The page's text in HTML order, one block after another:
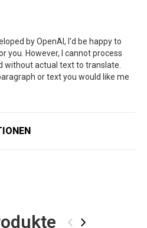
by OpenAI, I'd be happy to
you. However, I cannot process
without actual text to translate.
or text you would like me
‹ ›